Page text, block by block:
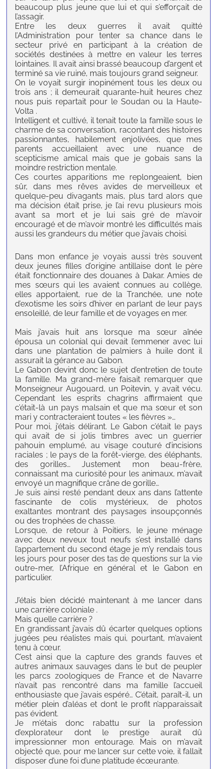
beaucoup plus jeune que lui et qui s’efforçait de
l’assagir.
Entre les deux guerres il avait quitté
l’Administration pour tenter sa chance dans le
secteur privé en participant à la création de
sociétés destinées à mettre en valeur les terres
lointaines. Il avait ainsi brassé beaucoup d’argent et
terminé sa vie ruiné, mais toujours grand seigneur.
On le voyait surgir inopinément tous les deux ou
trois ans ; il demeurait quarante-huit heures chez
nous puis repartait pour le Soudan ou la Haute-
Volta .
Intelligent et cultivé, il tenait toute la famille sous le
charme de sa conversation, racontant des histoires
passionnantes, habilement enjolivées, que mes
parents accueillaient avec une nuance de
scepticisme amical mais que je gobais sans la
moindre restriction mentale.
Ces courtes apparitions me replongeaient, bien
sûr, dans mes rêves avides de merveilleux et
quelque-peu divagants mais, plus tard alors que
ma décision était prise, je l’ai revu plusieurs mois
avant sa mort et je lui sais gré de m’avoir
encouragé et de m’avoir montré les difficultés mais
aussi les grandeurs du métier que j’avais choisi.
Dans mon enfance je voyais aussi très souvent
deux jeunes filles d’origine antillaise dont le père
était fonctionnaire des douanes à Dakar. Amies de
mes sœurs qui les avaient connues au collège,
elles apportaient, rue de la Tranchée, une note
d’exotisme les soirs d’hiver en parlant de leur pays
ensoleillé, de leur famille et de voyages en mer.
Mais j’avais huit ans lorsque ma sœur aînée
épousa un colonial qui devait l’emmener avec lui
dans une plantation de palmiers à huile dont il
assurait la gérance au Gabon.
Le Gabon devint donc le sujet d’entretien de toute
la famille. Ma grand-mère faisait remarquer que
Monseigneur Augouard, un Poitevin, y avait vécu.
Cependant les esprits chagrins affirmaient que
c’était-là un pays malsain et que ma sœur et son
mari y contracteraient toutes « les fièvres »…
Pour moi, j’étais délirant. Le Gabon c’était le pays
qui avait de si jolis timbres avec un guerrier
pahouin emplumé, au visage couturé d’incisions
raciales ; le pays de la forêt-vierge, des éléphants,
des gorilles… Justement mon beau-frère,
connaissant ma curiosité pour les animaux, m’avait
envoyé un magnifique crâne de gorille…
Je suis ainsi resté pendant deux ans dans l’attente
fascinante de colis mystérieux, de photos
exaltantes montrant des paysages insoupçonnés
ou des trophées de chasse.
Lorsque, de retour à Poitiers, le jeune ménage
avec deux neveux tout neufs s’est installé dans
l’appartement du second étage je m’y rendais tous
les jours pour poser des tas de questions sur la vie
outre-mer, l’Afrique en général et le Gabon en
particulier.
J’étais bien décidé maintenant à me lancer dans
une carrière coloniale .
Mais quelle carrière ?
En grandissant j’avais dû écarter quelques options
jugées peu réalistes mais qui, pourtant, m’avaient
tenu à cœur.
C’est ainsi que la capture des grands fauves et
autres animaux sauvages dans le but de peupler
les parcs zoologiques de France et de Navarre
n’avait pas rencontré dans ma famille l’accueil
enthousiaste que j’avais espéré… C’était, paraît-il, un
métier plein d’aléas et dont le profit n’apparaissait
pas évident.
Je m’étais donc rabattu sur la profession
d’explorateur dont le prestige aurait dû
impressionner mon entourage. Mais on m’avait
objecté que, pour me lancer sur cette voie, il fallait
disposer d’une foi d’une platitude écœurante.